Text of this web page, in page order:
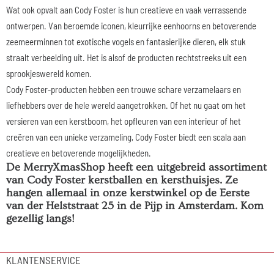
Wat ook opvalt aan Cody Foster is hun creatieve en vaak verrassende
ontwerpen. Van beroemde iconen, kleurrijke eenhoorns en betoverende
zeemeerminnen tot exotische vogels en fantasierijke dieren, elk stuk
straalt verbeelding uit. Het is alsof de producten rechtstreeks uit een
sprookjeswereld komen.
Cody Foster-producten hebben een trouwe schare verzamelaars en
liefhebbers over de hele wereld aangetrokken. Of het nu gaat om het
versieren van een kerstboom, het opfleuren van een interieur of het
creëren van een unieke verzameling, Cody Foster biedt een scala aan
creatieve en betoverende mogelijkheden.
De MerryXmasShop heeft een uitgebreid assortiment
van Cody Foster kerstballen en kersthuisjes. Ze
hangen allemaal in onze kerstwinkel op de Eerste
van der Helststraat 25 in de Pijp in Amsterdam. Kom
gezellig langs!
KLANTENSERVICE